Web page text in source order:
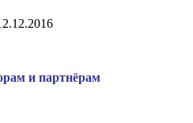
и партнёрам